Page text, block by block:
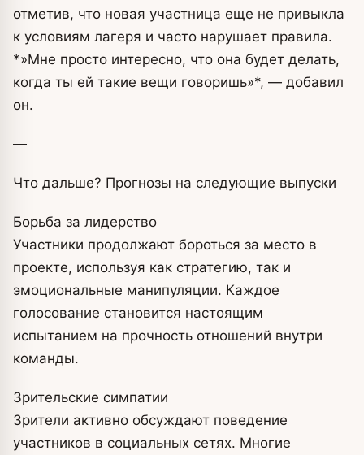
отметив, что новая участница еще не привыкла
к условиям лагеря и часто нарушает правила.
*»Мне просто интересно, что она будет делать,
когда ты ей такие вещи говоришь»*, — добавил
он.
—
Что дальше? Прогнозы на следующие выпуски
Борьба за лидерство
Участники продолжают бороться за место в
проекте, используя как стратегию, так и
эмоциональные манипуляции. Каждое
голосование становится настоящим
испытанием на прочность отношений внутри
команды.
Зрительские симпатии
Зрители активно обсуждают поведение
участников в социальных сетях. Многие